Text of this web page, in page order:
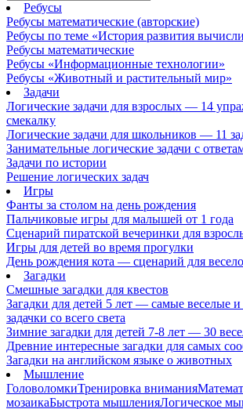
Ребусы
Ребусы математические (авторские)
Ребусы по теме «История развития
Ребусы математические
Ребусы «Информационные технологии»
Ребусы «Животный и растительный мир»
Задачи
Логические задачи для взрослых — 14
смекалку
Логические задачи для школьников — 11
Занимательные логические задачи с
Задачи по истории
Решение логических задач
Игры
Фанты за столом на день рождения
Пальчиковые игры для малышей от 1 года
Сценарий пиратской вечеринки для
Игры для детей во время прогулки
День рождения кота — сценарий для
Загадки
Смешные загадки для квестов
Загадки для детей 5 лет — самые веселые
задачки со всего света
Зимние загадки для детей 7-8 лет — 30
Древние интересные загадки для самых
Загадки на английском языке о животных
Мышление
ГоловоломкиТренировка внимания
мозаикаБыстрота мышленияЛогическое